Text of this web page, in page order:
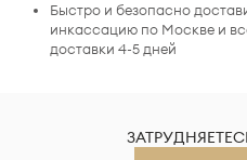
Быстро и безопасно
инкассацию по Москве и
доставки 4-5 дней